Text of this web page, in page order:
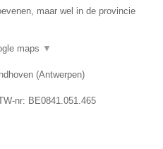
maar wel in de provincie
maps ▼
(Antwerpen)
nr: BE0841.051.465